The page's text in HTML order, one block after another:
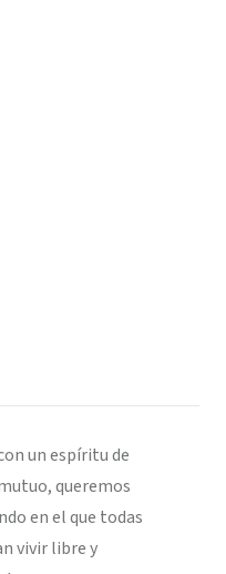
un espíritu de
queremos
en el que todas
vivir libre y